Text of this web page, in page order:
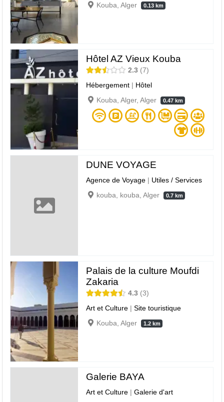
Kouba, Alger
0.13 km
Hôtel AZ Vieux Kouba
2.3 7
Hébergement | Hôtel
Kouba, Alger, Alger
0.47 km
DUNE VOYAGE
Agence de Voyage | Utiles / Services
kouba, kouba, Alger
0.7 km
Palais de la culture Moufdi
Zakaria
4.3 3
Art et Culture |Site touristique
Kouba, Alger
1.2 km
Galerie BAYA
Art et Culture |Galerie d'art